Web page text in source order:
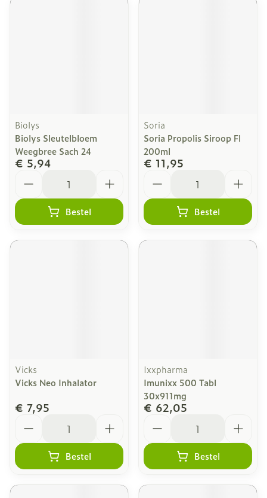
Biolys
Biolys Sleutelbloem
Weegbree Sach 24
€ 5,94
Bestel
Soria
Soria Propolis Siroop Fl
200ml
€ 11,95
Bestel
Vicks
Vicks Neo Inhalator
€ 7,95
Bestel
Ixxpharma
Imunixx 500 Tabl
30x911mg
€ 62,05
Bestel